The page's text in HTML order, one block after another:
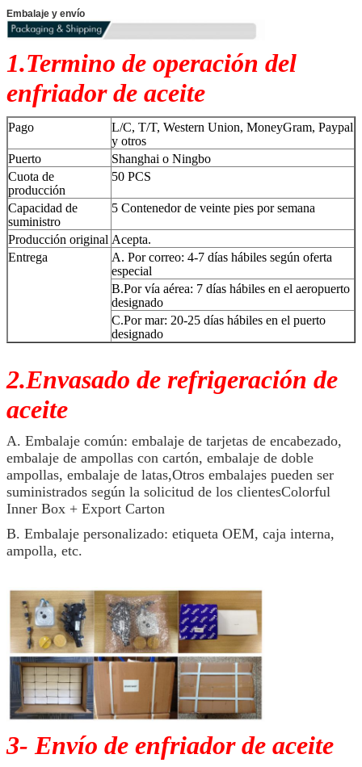
Embalaje y envío
1.Termino de operación del
enfriador de aceite
Pago
L/C, T/T, Western Union, MoneyGram, Paypal
y otros
Puerto
Shanghai o Ningbo
Cuota de
producción
50 PCS
Capacidad de
suministro
5 Contenedor de veinte pies por semana
Producción original Acepta.
Entrega
A. Por correo: 4-7 días hábiles según oferta
especial
B.Por vía aérea: 7 días hábiles en el aeropuerto
designado
C.Por mar: 20-25 días hábiles en el puerto
designado
2.Envasado de refrigeración de
aceite
A. Embalaje común: embalaje de tarjetas de encabezado,
embalaje de ampollas con cartón, embalaje de doble
ampollas, embalaje de latas,Otros embalajes pueden ser
suministrados según la solicitud de los clientesColorful
Inner Box + Export Carton
B. Embalaje personalizado: etiqueta OEM, caja interna,
ampolla, etc.
3- Envío de enfriador de aceite